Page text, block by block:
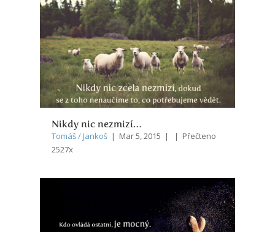
Nikdy nic nezmizí…
Tomáš / Jankoš | Mar 5, 2015 | | Přečteno
2527x